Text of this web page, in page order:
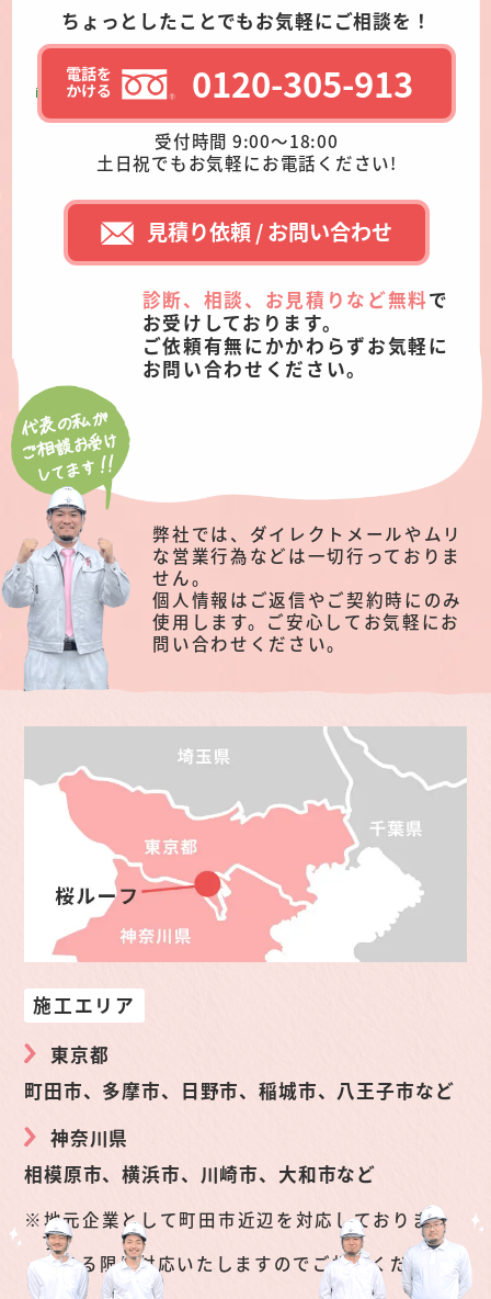
ちょっとしたことでもお気軽にご相談を！
0120-305-913
受付時間 9:00～18:00
土日祝でもお気軽にお電話ください!
見積り依頼 / お問い合わせ
診断、相談、お見積りなど無料で
お受けしております。
ご依頼有無にかかわらずお気軽に
お問い合わせください。
弊社では、ダイレクトメールやムリ
な営業行為などは一切行っておりま
せん。
個人情報はご返信やご契約時にのみ
使用します。ご安心してお気軽にお
問い合わせください。
施工エリア
東京都
町田市、多摩市、日野市、稲城市、八王子市など
神奈川県
相模原市、横浜市、川崎市、大和市など
地元企業として町田市近辺を対応しておりま
す。
できる限り対応いたしますのでご相談くださ
い。